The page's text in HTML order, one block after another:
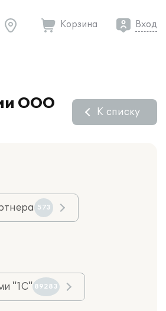
Корзина Вход
ООО
К списку
573
"1С" 89283